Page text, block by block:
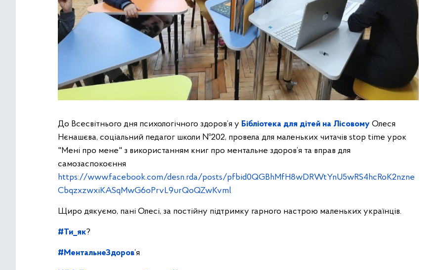
До Всесвітнього дня психологічного здоров’я у Бібліотека для дітей на Лісовому Олеся
Нєнашєва, соціальний педагог школи №202, провела для маленьких читачів stop time урок
"Мені про мене" з використанням книг про ментальне здоров’я та вправ для
самозаспокоєння
https://www.facebook.com/desn.rda/posts/pfbid0QGBhMfH8wDRWtYnU5wRS4hcRoK2nzne
CbqzxzwxiKASqMwG6oPrvL9urQoQZwKvml
Щиро дякуємо, пані Олесі, за постійну підтримку гарного настрою маленьких українців.
#Ти_як?
#МентальнеЗдоров’я